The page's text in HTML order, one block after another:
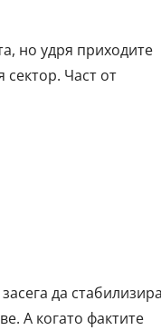
но удря приходите
Част от
да
А когато фактите